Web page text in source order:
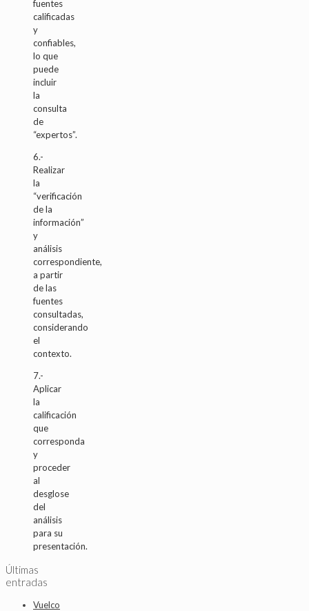
fuentes
calificadas
y
confiables,
lo que
puede
incluir
la
consulta
de
“expertos”.
6.-
Realizar
la
“verificación
de la
información”
y
análisis
correspondiente,
a partir
de las
fuentes
consultadas,
considerando
el
contexto.
7.-
Aplicar
la
calificación
que
corresponda
y
proceder
al
desglose
del
análisis
para su
presentación.
Últimas
entradas
Vuelco